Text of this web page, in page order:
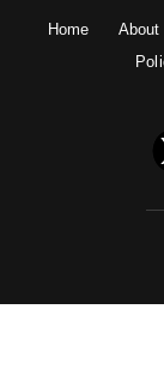
Home About